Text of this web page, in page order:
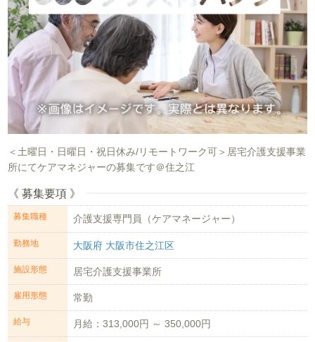
＜土曜日・日曜日・祝日休み/リモートワーク可＞居宅介護支援事業
所にてケアマネジャーの募集です＠住之江
《 募集要項 》
募集職種 介護支援専門員（ケアマネージャー）
勤務地 大阪府 大阪市住之江区
施設形態 居宅介護支援事業所
雇用形態 常勤
給与 月給：313,000円 ～ 350,000円